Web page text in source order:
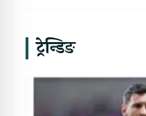
ट्रेन्डिङ